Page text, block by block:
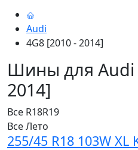
Audi
4G8 [2010 - 2014]
Шины для Audi
2014]
Все R18R19
ВсеЛето
255/45 R18 103W XL